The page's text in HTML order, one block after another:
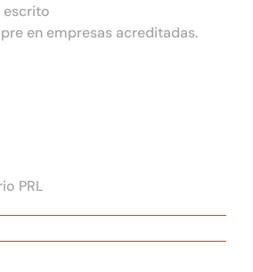
escrito
en empresas acreditadas.
PRL